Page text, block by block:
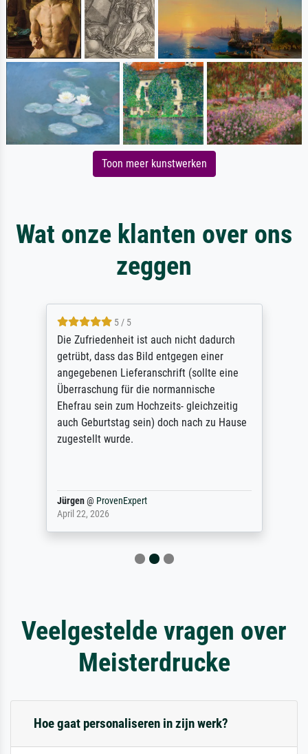
Toon meer kunstwerken
Wat onze klanten over ons
zeggen
5 / 5
Die Zufriedenheit ist auch nicht dadurch
getrübt, dass das Bild entgegen einer
angegebenen Lieferanschrift (sollte eine
Überraschung für die normannische
Ehefrau sein zum Hochzeits- gleichzeitig
auch Geburtstag sein) doch nach zu Hause
zugestellt wurde.
Jürgen@ ProvenExpert
April 22, 2026
Veelgestelde vragen over
Meisterdrucke
Hoe gaat personaliseren in zijn werk?